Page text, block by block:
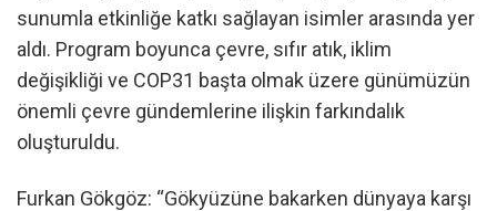
sunumla etkinliğe katkı sağlayan isimler arasında yer
aldı. Program boyunca çevre, sıfır atık, iklim
değişikliği ve COP31 başta olmak üzere günümüzün
önemli çevre gündemlerine ilişkin farkındalık
oluşturuldu.
Furkan Gökgöz: “Gökyüzüne bakarken dünyaya karşı